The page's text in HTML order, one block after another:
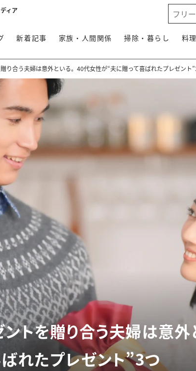
ィア
新着記事 家族・人間関係 掃除・暮らし 料
り合う夫婦は意外といる。40代女性が“夫に贈って喜ばれたプレゼント
トを贈り合う夫婦は意
れたプレゼント”3つ